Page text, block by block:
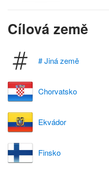
Cílová země
# Jiná země
Chorvatsko
Ekvádor
Finsko